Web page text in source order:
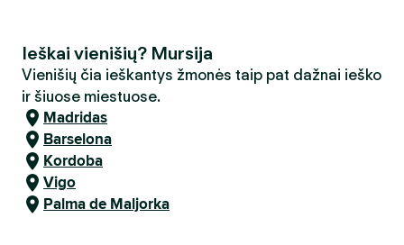
Ieškai vienišių? Mursija
Vienišių čia ieškantys žmonės taip pat dažnai ieško
ir šiuose miestuose.
Madridas
Barselona
Kordoba
Vigo
Palma de Maljorka